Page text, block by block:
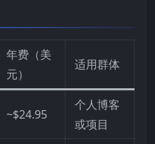
年费（美
元）
适用群体
~$24.95
个人博客
或项目